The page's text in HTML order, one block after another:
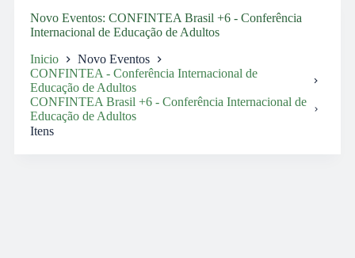
Novo Eventos CONFINTEA Brasil +6 - Conferência
Internacional de Educação de Adultos
Inicio
Novo Eventos
CONFINTEA - Conferência Internacional de
Educação de Adultos
CONFINTEA Brasil +6 - Conferência Internacional de
Educação de Adultos
Itens